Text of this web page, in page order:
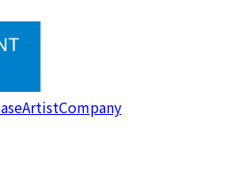
ArtistCompany